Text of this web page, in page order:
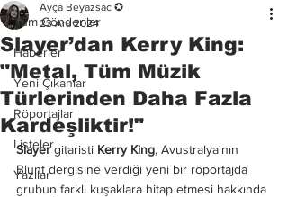
Tüm Gönderiler
Haberler
Yeni Çıkanlar
Röportajlar
Listeler
Yazılar
Slayer’dan Kerry King:
"Metal, Tüm Müzik
Türlerinden Daha Fazla
Kardeşliktir!"
Ayça Beyazsac ✪
23 Ara 2024
Slayer gitaristi Kerry King, Avustralya'nın
Blunt dergisine verdiği yeni bir röportajda
grubun farklı kuşaklara hitap etmesi hakkında